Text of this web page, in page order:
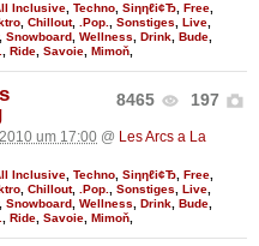
Inclusive, Techno, Siηηℓі¢Ђ, Free,
, Chillout, .Pop., Sonstiges, Live,
, Snowboard, Wellness, Drink, Bude,
, Ride, Savoie, Mimoň,
8465 197
um 17:00 @ Les Arcs a La
Inclusive Techno Siηηℓі¢Ђ Free
Chillout, .Pop. Sonstiges Live
Snowboard Wellness Drink Bude
Ride Savoie Mimoň